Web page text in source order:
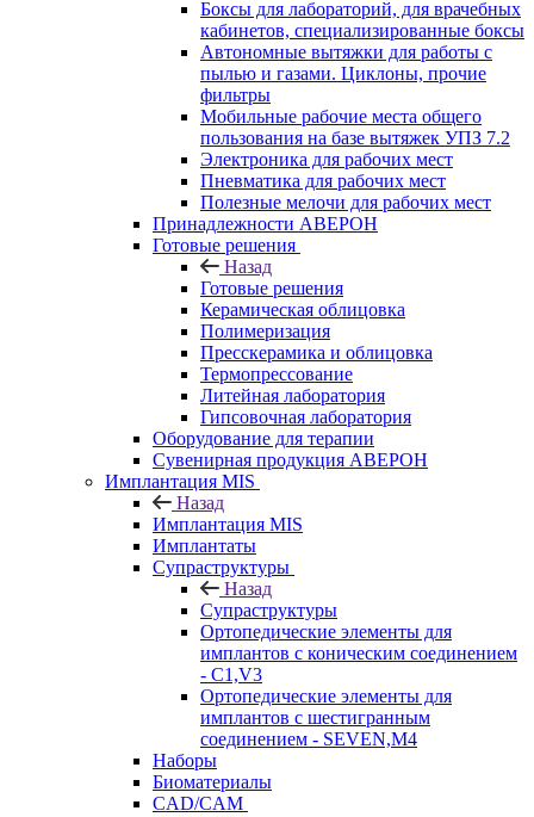
Боксы для лабораторий, для врачебных
кабинетов, специализированные боксы
Автономные вытяжки для работы с
пылью и газами. Циклоны, прочие
фильтры
Мобильные рабочие места общего
пользования на базе вытяжек УПЗ 7.2
Электроника для рабочих мест
Пневматика для рабочих мест
Полезные мелочи для рабочих мест
Принадлежности АВЕРОН
Готовые решения
Назад
Готовые решения
Керамическая облицовка
Полимеризация
Пресскерамика и облицовка
Термопрессование
Литейная лаборатория
Гипсовочная лаборатория
Оборудование для терапии
Сувенирная продукция АВЕРОН
Имплантация MIS
Назад
Имплантация MIS
Имплантаты
Супраструктуры
Назад
Супраструктуры
Ортопедические элементы для
имплантов с коническим соединением
- C1,V3
Ортопедические элементы для
имплантов с шестигранным
соединением - SEVEN,M4
Наборы
Биоматериалы
CAD/CAM